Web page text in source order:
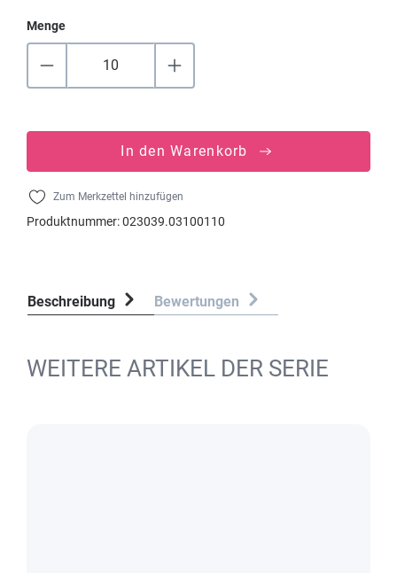
Menge
In den Warenkorb
Zum Merkzettel hinzufügen
Produktnummer:023039.03100110
Beschreibung Bewertungen
WEITERE ARTIKEL DER SERIE